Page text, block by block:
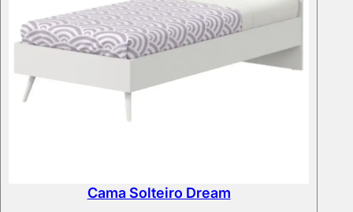
Cama Solteiro Dream